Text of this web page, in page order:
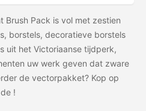
Brush Pack is vol met zestien
borstels, decoratieve borstels
uit het Victoriaanse tijdperk,
uw werk geven dat zware
de vectorpakket? Kop op
!